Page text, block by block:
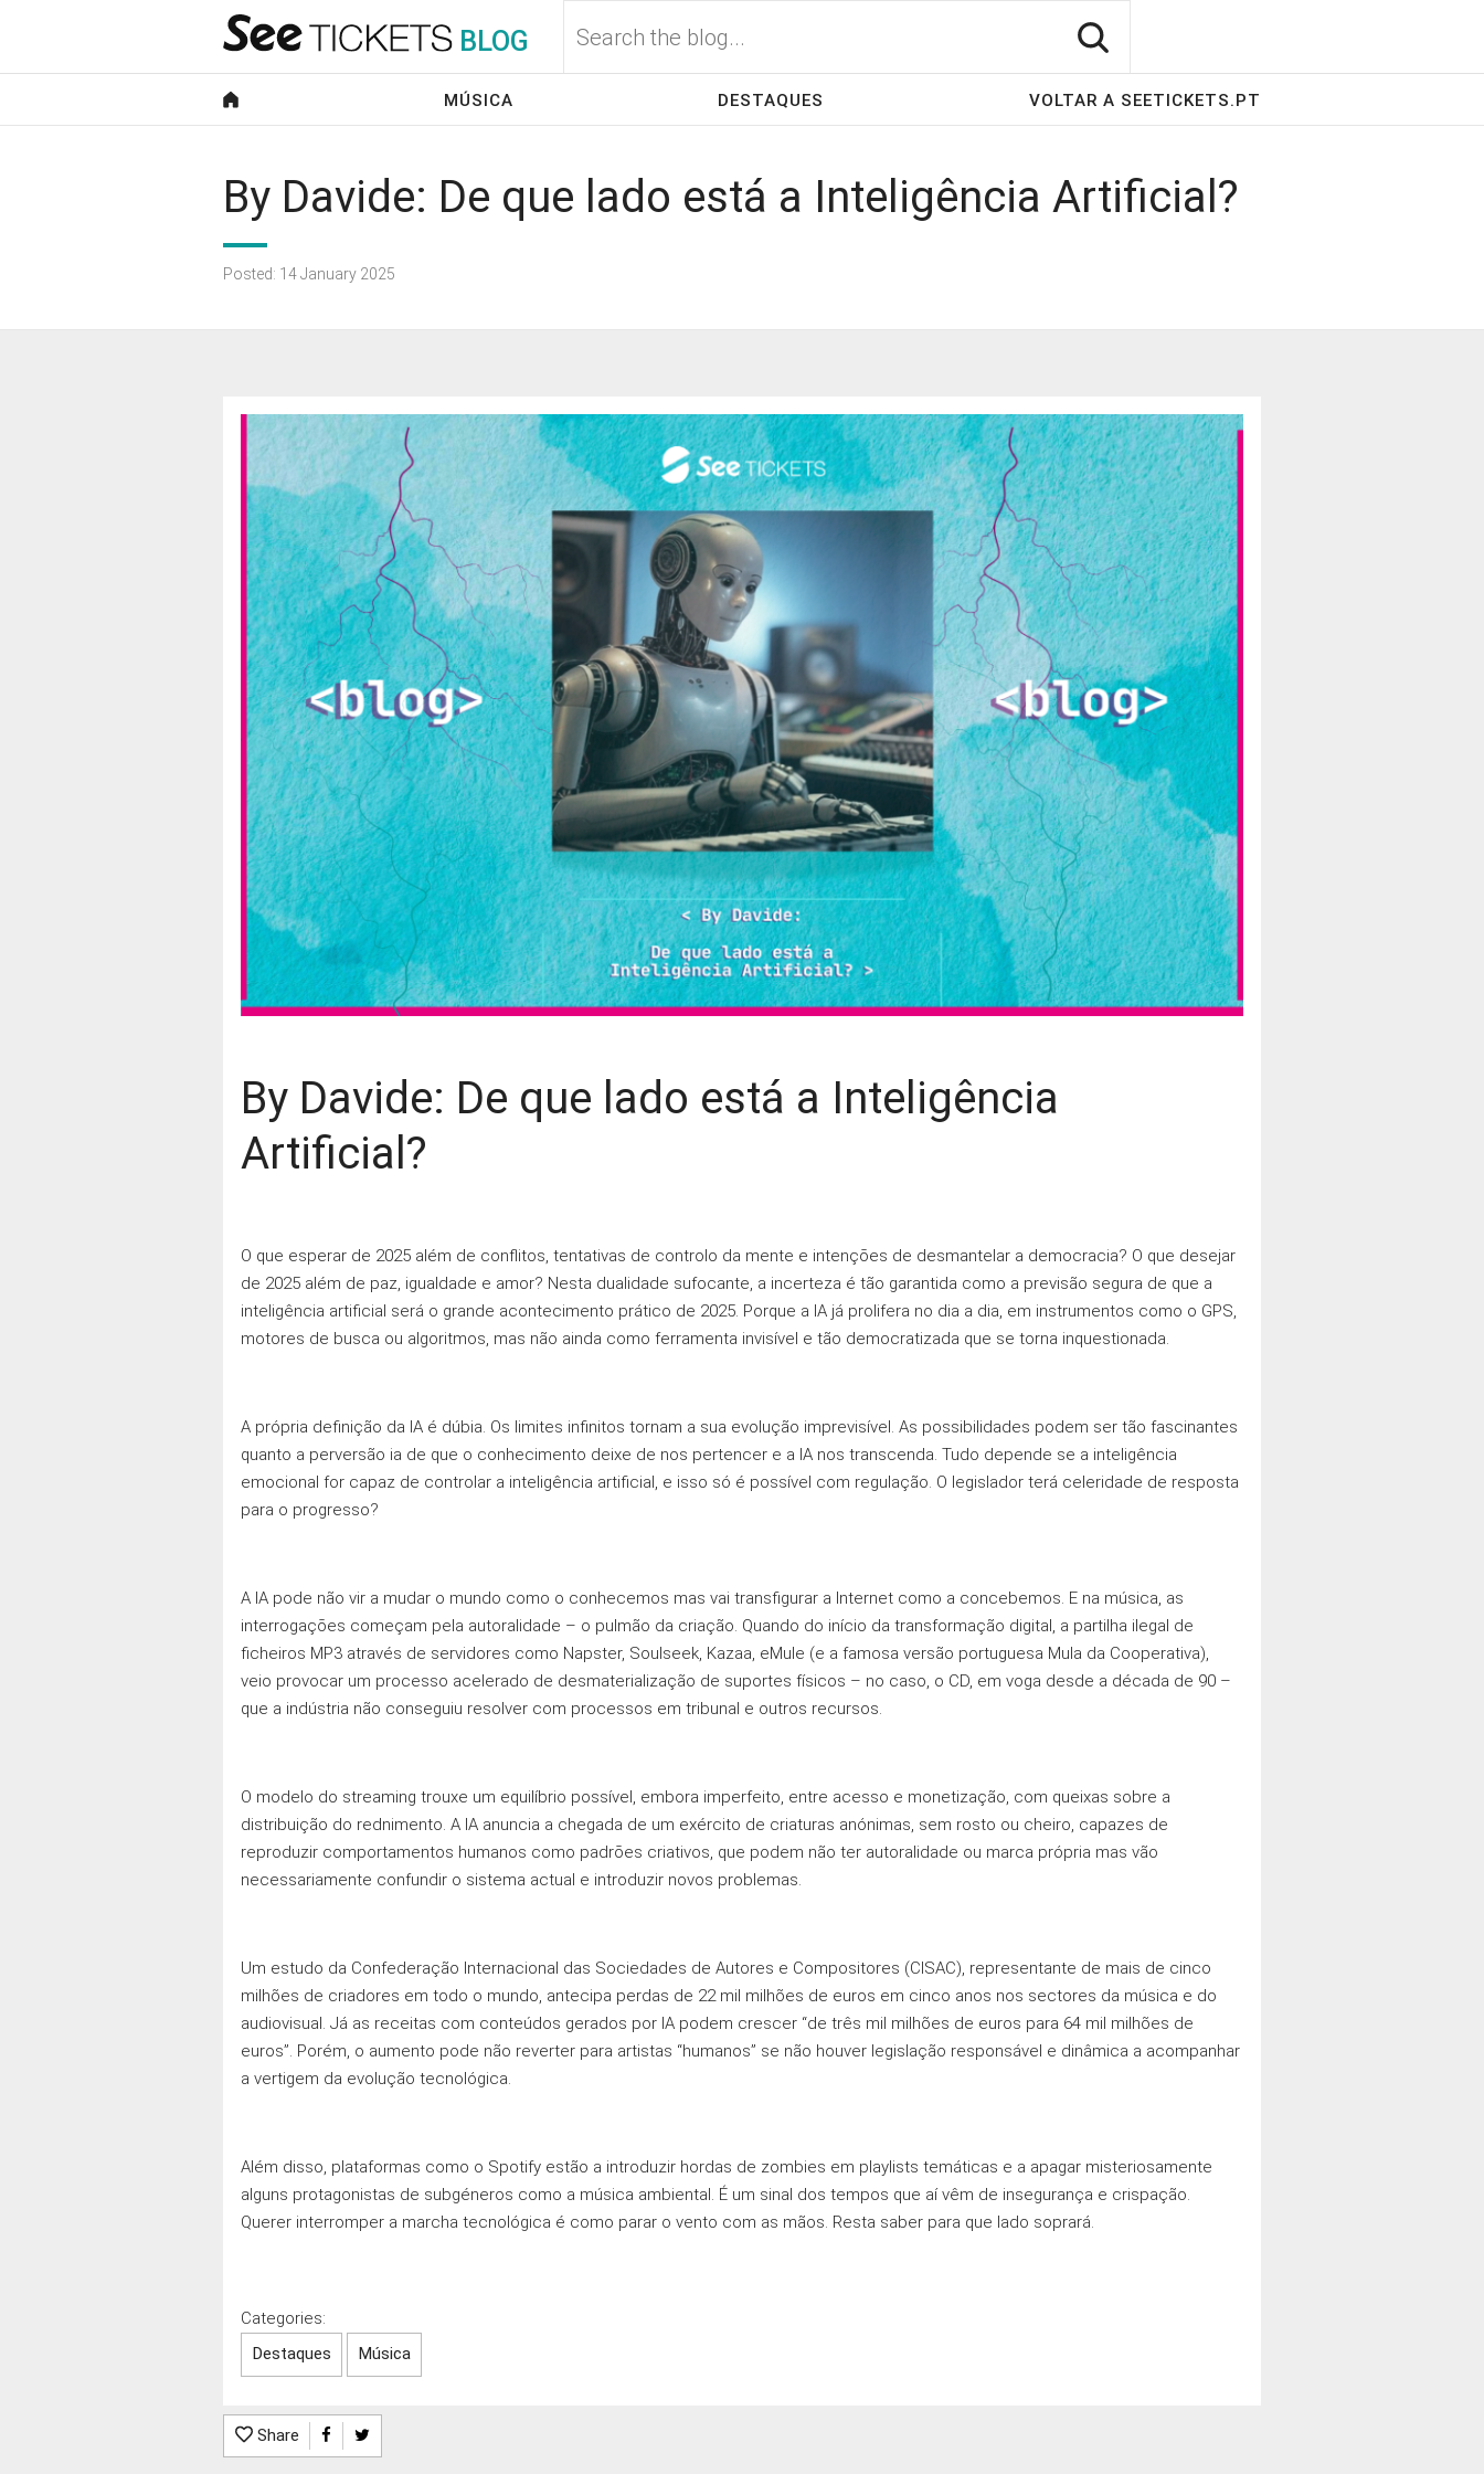
BLOG
MÚSICA DESTAQUES VOLTAR A SEETICKETS.PT
By Davide: De que lado está a Inteligência Artificial?
Posted: 14 January 2025
By Davide: De que lado está a Inteligência
Artificial?
O que esperar de 2025 além de conflitos, tentativas de controlo da mente e intençōes de desmantelar a democracia? O que desejar
de 2025 além de paz, igualdade e amor? Nesta dualidade sufocante, a incerteza é tão garantida como a previsão segura de que a
inteligência artificial será o grande acontecimento prático de 2025. Porque a IA já prolifera no dia a dia, em instrumentos como o GPS,
motores de busca ou algoritmos, mas não ainda como ferramenta invisível e tão democratizada que se torna inquestionada.
A própria definição da IA é dúbia. Os limites infinitos tornam a sua evolução imprevisível. As possibilidades podem ser tão fascinantes
quanto a perversão ia de que o conhecimento deixe de nos pertencer e a IA nos transcenda. Tudo depende se a inteligência
emocional for capaz de controlar a inteligência artificial, e isso só é possível com regulação. O legislador terá celeridade de resposta
para o progresso?
A IA pode não vir a mudar o mundo como o conhecemos mas vai transfigurar a Internet como a concebemos. E na música, as
interrogaçōes começam pela autoralidade – o pulmão da criação. Quando do início da transformação digital, a partilha ilegal de
ficheiros MP3 através de servidores como Napster, Soulseek, Kazaa, eMule (e a famosa versão portuguesa Mula da Cooperativa),
veio provocar um processo acelerado de desmaterialização de suportes físicos – no caso, o CD, em voga desde a década de 90 –
que a indústria não conseguiu resolver com processos em tribunal e outros recursos.
O modelo do streaming trouxe um equilíbrio possível, embora imperfeito, entre acesso e monetização, com queixas sobre a
distribuição do rednimento. A IA anuncia a chegada de um exército de criaturas anónimas, sem rosto ou cheiro, capazes de
reproduzir comportamentos humanos como padrōes criativos, que podem não ter autoralidade ou marca própria mas vão
necessariamente confundir o sistema actual e introduzir novos problemas.
Um estudo da Confederação Internacional das Sociedades de Autores e Compositores (CISAC), representante de mais de cinco
milhões de criadores em todo o mundo, antecipa perdas de 22 mil milhões de euros em cinco anos nos sectores da música e do
audiovisual. Já as receitas com conteúdos gerados por IA podem crescer “de três mil milhões de euros para 64 mil milhões de
euros”. Porém, o aumento pode não reverter para artistas “humanos” se não houver legislação responsável e dinâmica a acompanhar
a vertigem da evolução tecnológica.
Além disso, plataformas como o Spotify estão a introduzir hordas de zombies em playlists temáticas e a apagar misteriosamente
alguns protagonistas de subgéneros como a música ambiental. É um sinal dos tempos que aí vêm de insegurança e crispação.
Querer interromper a marcha tecnológica é como parar o vento com as mãos. Resta saber para que lado soprará.
Categories:
Destaques
Música
Share